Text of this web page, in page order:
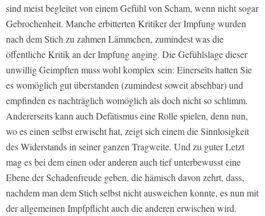
sind meist begleitet von einem Gefühl von Scham, wenn nicht sogar
Gebrochenheit. Manche erbitterten Kritiker der Impfung wurden
nach dem Stich zu zahmen Lämmchen, zumindest was die
öffentliche Kritik an der Impfung anging. Die Gefühlslage dieser
unwillig Geimpften muss wohl komplex sein: Einerseits hatten Sie
es womöglich gut überstanden (zumindest soweit absehbar) und
empfinden es nachträglich womöglich als doch nicht so schlimm.
Andererseits kann auch Defätismus eine Rolle spielen, denn nun,
wo es einen selbst erwischt hat, zeigt sich einem die Sinnlosigkeit
des Widerstands in seiner ganzen Tragweite. Und zu guter Letzt
mag es bei dem einen oder anderen auch tief unterbewusst eine
Ebene der Schadenfreude geben, die hämisch davon zehrt, dass,
nachdem man dem Stich selbst nicht ausweichen konnte, es nun mit
der allgemeinen Impfpflicht auch die anderen erwischen wird.